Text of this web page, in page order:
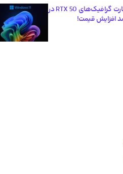
موج عجیب گرانی کارت گرافیک‌های RTX 50 در